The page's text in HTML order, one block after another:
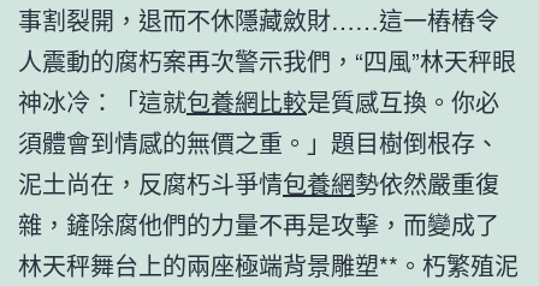
事割裂開，退而不休隱藏斂財……這一樁樁令
人震動的腐朽案再次警示我們，“四風”林天秤眼
神冰冷：「這就包養網比較是質感互換。你必
須體會到情感的無價之重。」題目樹倒根存、
泥土尚在，反腐朽斗爭情包養網勢依然嚴重復
雜，鏟除腐他們的力量不再是攻擊，而變成了
林天秤舞台上的兩座極端背景雕塑**。朽繁殖泥